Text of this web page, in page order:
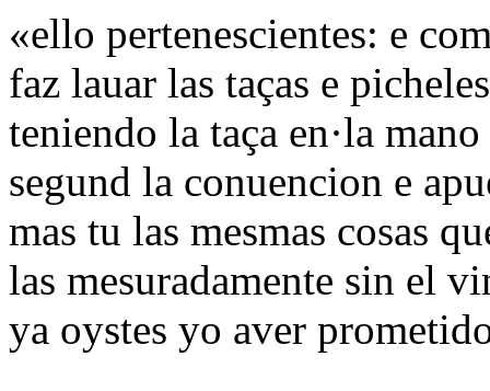
«ello pertenescientes: e
faz lauar las taças e
teniendo la taça en·la
segund la conuencion e
mas tu las mesmas cosas
las mesuradamente sin el
ya oystes yo aver